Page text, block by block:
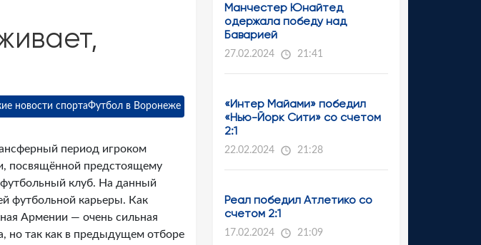
новости спортаФутбол в Воронеже
период игроком
посвящённой предстоящему
клуб. На данный
футбольной карьеры. Как
Армении — очень сильная
но так как в предыдущем отборе
Манчестер Юнайтед
одержала победу над
Баварией
27.02.2024 21:41
«Интер Майами» победил
«Нью-Йорк Сити» со счетом
2:1
22.02.2024 21:28
Реал победил Атлетико со
счетом 2:1
17.02.2024 21:09